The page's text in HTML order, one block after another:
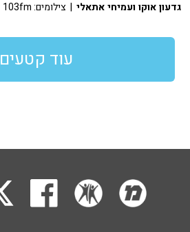
גדעון אוקו ועמיחי אתאלי | צילומים: 103fm
עוד קטעים